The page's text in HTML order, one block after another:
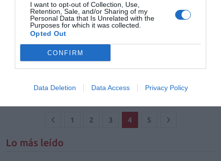
I want to opt-out of Collection, Use,
Retention, Sale, and/or Sharing of my
Personal Data that Is Unrelated with the
Purposes for which it was collected.
Opted Out
CONFIRM
Data Deletion Data Access Privacy Policy
Piel ideal: IDÉALIA de Vichy
Noticias y novedades Redacción
28/03/2012
La piel ideal es el sueño de toda mujer sin importar su etnia, su tipo
de piel o edad. Así lo demuestra un estudio etnográfico de gran
espectro desarrollado por L’Oréal en 685 mujeres de 4 etnias
diferentes (latinas, afroamericanas, asiáticas y caucásicas), de 20 a 60
años. El estudio desvela que la mujer quiere poder confiar en los
corrección en superficie, para lograr una piel sin marcas del tiempo ni
defectos: una piel ideal.
1 2 3 4 5
Lo más leído